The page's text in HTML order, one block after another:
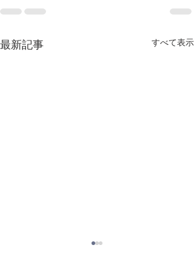
最新記事 すべて表示